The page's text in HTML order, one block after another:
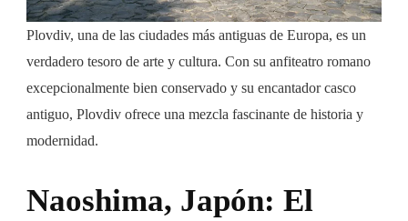
Plovdiv, una de las ciudades más antiguas de Europa, es un
verdadero tesoro de arte y cultura. Con su anfiteatro romano
excepcionalmente bien conservado y su encantador casco
antiguo, Plovdiv ofrece una mezcla fascinante de historia y
modernidad.
Naoshima, Japón: El